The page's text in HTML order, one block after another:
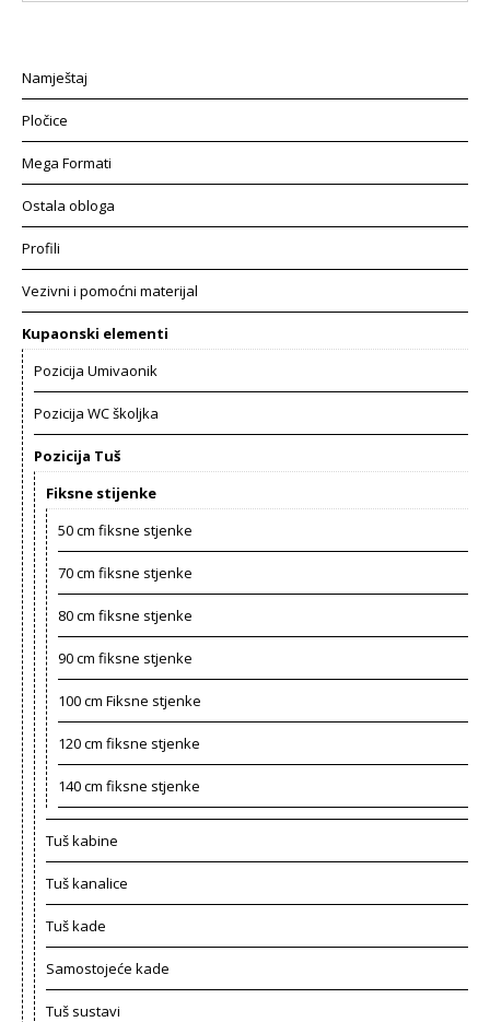
Namještaj
Pločice
Mega Formati
Ostala obloga
Profili
Vezivni i pomoćni materijal
Kupaonski elementi
Pozicija Umivaonik
Pozicija WC školjka
Pozicija Tuš
Fiksne stijenke
50 cm fiksne stjenke
70 cm fiksne stjenke
80 cm fiksne stjenke
90 cm fiksne stjenke
100 cm Fiksne stjenke
120 cm fiksne stjenke
140 cm fiksne stjenke
Tuš kabine
Tuš kanalice
Tuš kade
Samostojeće kade
Tuš sustavi